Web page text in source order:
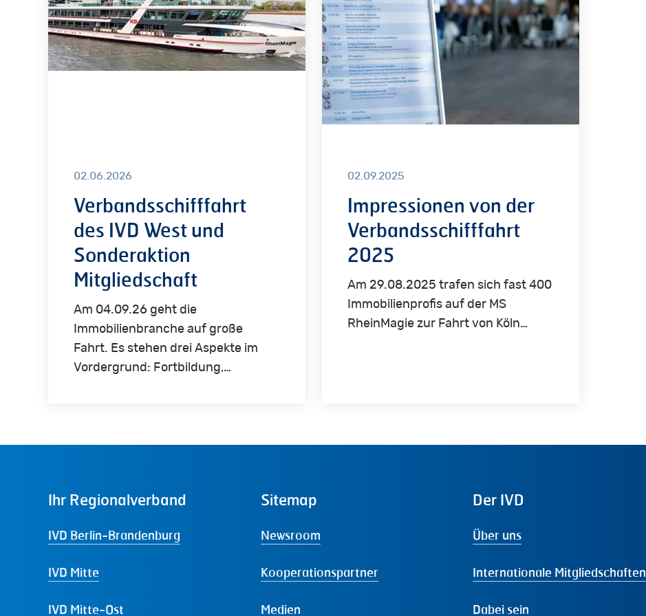
West
und
Sonderaktion
02.06.2026
Verbandsschifffahrt
des IVD West und
Sonderaktion
Mitgliedschaft
Am 04.09.26 geht die
Immobilienbranche auf große
Fahrt. Es stehen drei Aspekte im
Vordergrund: Fortbildung,…
Verbandsschifffahrt
2025
02.09.2025
Impressionen von der
Verbandsschifffahrt
2025
Am 29.08.2025 trafen sich fast 400
Immobilienprofis auf der MS
RheinMagie zur Fahrt von Köln…
Ihr Regionalverband
IVD Berlin-Brandenburg
IVD Mitte
IVD Mitte-Ost
Sitemap
Newsroom
Kooperationspartner
Medien
Der IVD
Über uns
Internationale Mitgliedschaften
Dabei sein